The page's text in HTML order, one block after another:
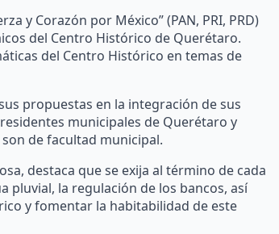
y Corazón por México” (PAN, PRI, PRD)
del Centro Histórico de Querétaro.
del Centro Histórico en temas de
propuestas en la integración de sus
municipales de Querétaro y
de facultad municipal.
destaca que se exija al término de cada
pluvial, la regulación de los bancos, así
y fomentar la habitabilidad de este